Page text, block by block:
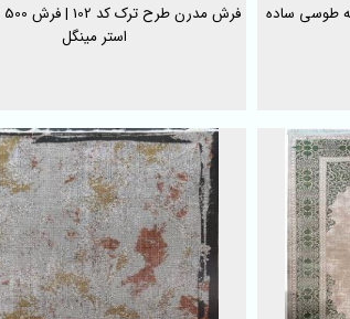
استر مینگل